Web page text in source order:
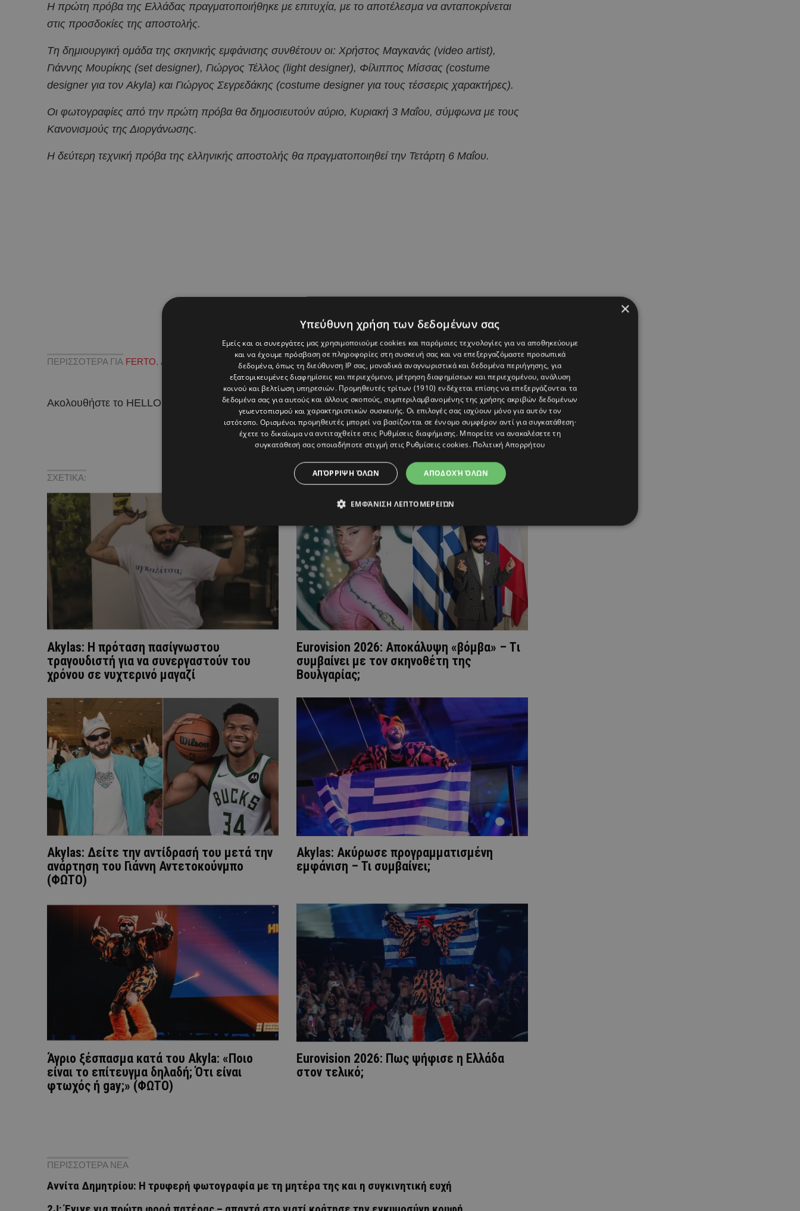
Η πρώτη πρόβα της Ελλάδας πραγματοποιήθηκε με επιτυχία, με το αποτέλεσμα να ανταποκρίνεται
στις προσδοκίες της αποστολής.
Tη δημιουργική ομάδα της σκηνικής εμφάνισης συνθέτουν οι: Χρήστος Μαγκανάς (video artist),
Γιάννης Μουρίκης (set designer), Γιώργος Τέλλος (light designer), Φίλιππος Μίσσας (costume
designer για τον Akyla) και Γιώργος Σεγρεδάκης (costume designer για τους τέσσερις χαρακτήρες).
Οι φωτογραφίες από την πρώτη πρόβα θα δημοσιευτούν αύριο, Κυριακή 3 Μαΐου, σύμφωνα με τους
Κανονισμούς της Διοργάνωσης.
Η δεύτερη τεχνική πρόβα της ελληνικής αποστολής θα πραγματοποιηθεί την Τετάρτη 6 Μαΐου.
ΠΕΡΙΣΣΟΤΕΡΑ ΓΙΑ FERTO, ΑΚΥΛΑΣ
Ακολουθήστε το HELLO σε !
ΣΧΕΤΙΚΑ:
Akylas: H πρόταση πασίγνωστου
τραγουδιστή για να συνεργαστούν του
χρόνου σε νυχτερινό μαγαζί
Eurovision 2026: Αποκάλυψη «βόμβα» – Tι
συμβαίνει με τον σκηνοθέτη της
Βουλγαρίας;
Akylas: Δείτε την αντίδρασή του μετά την
ανάρτηση του Γιάννη Αντετοκούνμπο
(ΦΩΤΟ)
Akylas: Ακύρωσε προγραμματισμένη
εμφάνιση – Τι συμβαίνει;
Άγριο ξέσπασμα κατά του Akyla: «Ποιο
είναι το επίτευγμα δηλαδή; Ότι είναι
φτωχός ή gay;» (ΦΩΤΟ)
Eurovision 2026: Πως ψήφισε η Ελλάδα
στον τελικό;
ΠΕΡΙΣΣΟΤΕΡΑ ΝΕΑ
Αννίτα Δημητρίου: Η τρυφερή φωτογραφία με τη μητέρα της και η συγκινητική ευχή
×
Υπεύθυνη χρήση των δεδομένων σας
Εμείς και οι συνεργάτες μας χρησιμοποιούμε cookies και παρόμοιες τεχνολογίες για να αποθηκεύουμε
και να έχουμε πρόσβαση σε πληροφορίες στη συσκευή σας και να επεξεργαζόμαστε προσωπικά
δεδομένα, όπως τη διεύθυνση IP σας, μοναδικά αναγνωριστικά και δεδομένα περιήγησης, για
εξατομικευμένες διαφημίσεις και περιεχόμενο, μέτρηση διαφημίσεων και περιεχομένου, ανάλυση
κοινού και βελτίωση υπηρεσιών. Προμηθευτές τρίτων (1910) ενδέχεται επίσης να επεξεργάζονται τα
δεδομένα σας για αυτούς και άλλους σκοπούς, συμπεριλαμβανομένης της χρήσης ακριβών δεδομένων
γεωεντοπισμού και χαρακτηριστικών συσκευής. Οι επιλογές σας ισχύουν μόνο για αυτόν τον
ιστότοπο. Ορισμένοι προμηθευτές μπορεί να βασίζονται σε έννομο συμφέρον αντί για συγκατάθεση·
έχετε το δικαίωμα να αντιταχθείτε στις Ρυθμίσεις διαφήμισης. Μπορείτε να ανακαλέσετε τη
συγκατάθεσή σας οποιαδήποτε στιγμή στις Ρυθμίσεις cookies. Πολιτική Απορρήτου
ΑΠΟΔΟΧΉ ΌΛΩΝ
ΑΠΌΡΡΙΨΗ ΌΛΩΝ
ΕΜΦΆΝΙΣΗ ΛΕΠΤΟΜΕΡΕΙΏΝ